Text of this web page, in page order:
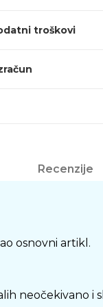
troškovi
Recenzije
osnovni artikl.
neočekivano i